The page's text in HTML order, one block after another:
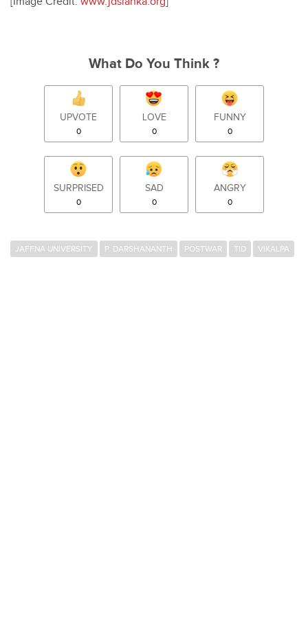
What Do You Think ?
UPVOTE
0
LOVE
0
FUNNY
0
SURPRISED
0
SAD
0
ANGRY
0
JAFFNA UNIVERSITY P. DARSHANANTH POSTWAR TID VIKALPA